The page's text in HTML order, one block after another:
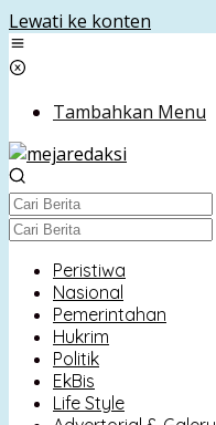
Lewati ke konten
Tambahkan Menu
Peristiwa
Nasional
Pemerintahan
Hukrim
Politik
EkBis
Life Style